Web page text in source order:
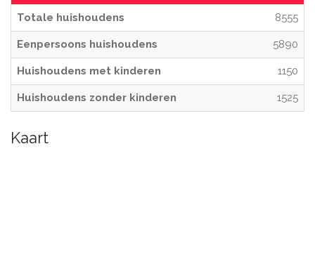
Totale huishoudens 8555
Eenpersoons huishoudens 5890
Huishoudens met kinderen 1150
Huishoudens zonder kinderen 1525
Kaart